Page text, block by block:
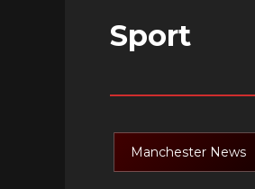
Sport
Manchester News